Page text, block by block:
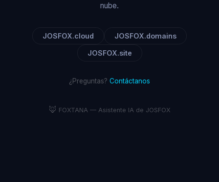
nube.
JOSFOX.cloud JOSFOX.domains
JOSFOX.site
¿Preguntas? Contáctanos
🦊 FOXTANA — Asistente IA de JOSFOX